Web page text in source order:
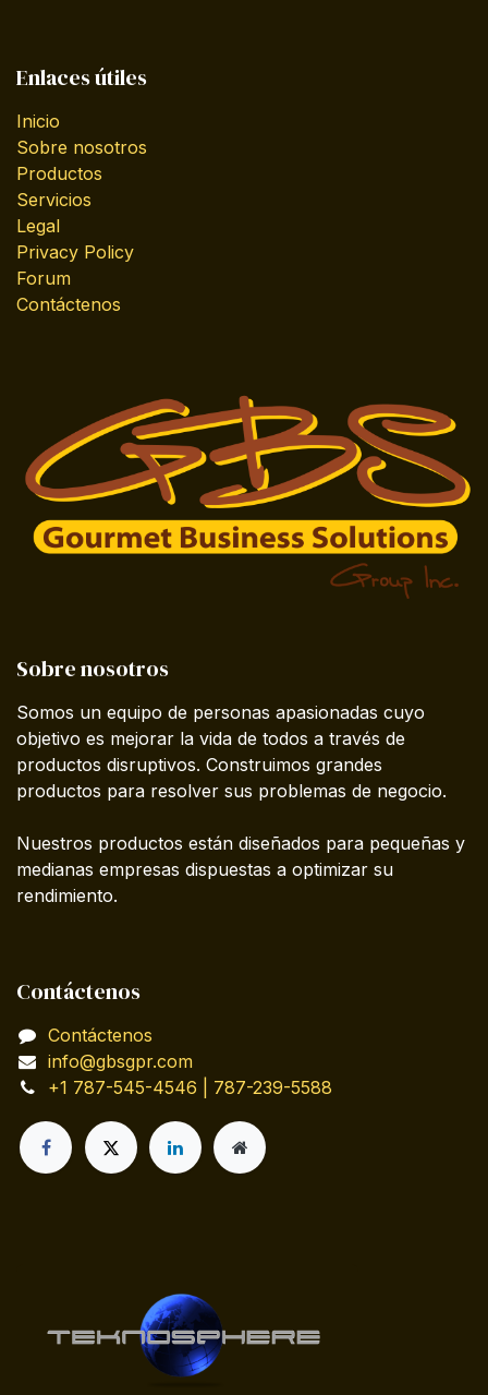
Enlaces útiles
Inicio
Sobre nosotros
Productos
Servicios
Legal
Privacy Policy
Forum
Contáctenos
Sobre nosotros
Somos un equipo de personas apasionadas cuyo
objetivo es mejorar la vida de todos a través de
productos disruptivos. Construimos grandes
productos para resolver sus problemas de negocio.
Nuestros productos están diseñados para pequeñas y
medianas empresas dispuestas a optimizar su
rendimiento.
Contáctenos
Contáctenos
info@gbsgpr.com
+1 787-545-4546 | 787-239-5588